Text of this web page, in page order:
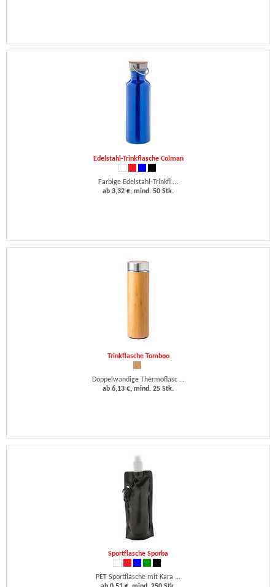
Edelstahl-Trinkflasche Colman
Farbige Edelstahl-Trinkfl ...
ab 3,32 €, mind. 50 Stk.
Trinkflasche Tomboo
Doppelwandige Thermoflasc ...
ab 6,13 €, mind. 25 Stk.
Sportflasche Sporba
PET Sportflasche mit Kara ...